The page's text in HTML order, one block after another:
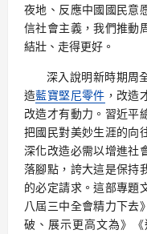
夜地、反應中國國民意
信社會主義，我們推動
結壯、走得更好。
深入說明新時期周
造藍寶堅尼零件 ，改造
改造才有動力。習近平
把國民對美妙生涯的向
深化改造必需以增進社
落腳點，誇大這是保持
的必定請求。這部專題
八屆三中全會精力下去
破、展示更高文為》